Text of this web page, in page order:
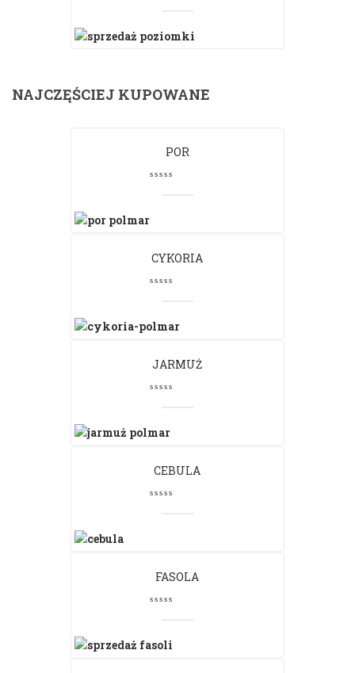
NAJCZĘŚCIEJ KUPOWANE
POR
CYKORIA
JARMUŻ
CEBULA
FASOLA